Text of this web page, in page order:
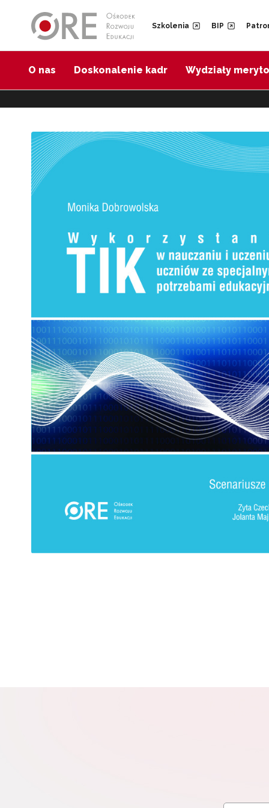
Szkolenia BIP
O nas Doskonalenie kadr Wydziały